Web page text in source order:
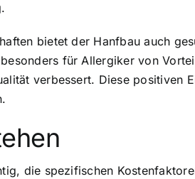
bietet der Hanfbau auch
für Allergiker von
verbessert. Diese positiven
die spezifischen